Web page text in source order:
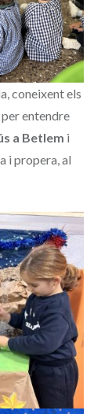
coneixent els
entendre
a Betlem i
i propera, al